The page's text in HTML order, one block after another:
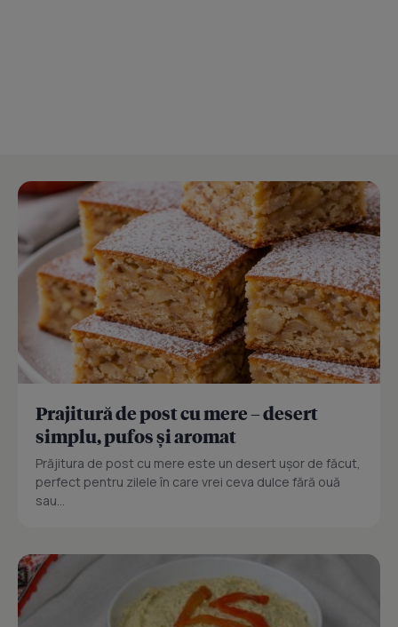
Prajitură de post cu mere – desert
simplu, pufos și aromat
Prăjitura de post cu mere este un desert ușor de făcut,
perfect pentru zilele în care vrei ceva dulce fără ouă
sau...